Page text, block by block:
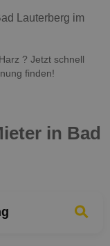
Lauterberg im
? Jetzt schnell
finden!
in Bad